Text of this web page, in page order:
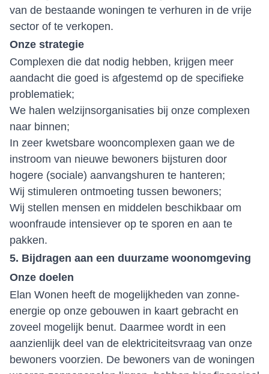
van de bestaande woningen te verhuren in de vrije
sector of te verkopen.
Onze strategie
Complexen die dat nodig hebben, krijgen meer
aandacht die goed is afgestemd op de specifieke
problematiek;
We halen welzijnsorganisaties bij onze complexen
naar binnen;
In zeer kwetsbare wooncomplexen gaan we de
instroom van nieuwe bewoners bijsturen door
hogere (sociale) aanvangshuren te hanteren;
Wij stimuleren ontmoeting tussen bewoners;
Wij stellen mensen en middelen beschikbaar om
woonfraude intensiever op te sporen en aan te
pakken.
5. Bijdragen aan een duurzame woonomgeving
Onze doelen
Elan Wonen heeft de mogelijkheden van zonne-
energie op onze gebouwen in kaart gebracht en
zoveel mogelijk benut. Daarmee wordt in een
aanzienlijk deel van de elektriciteitsvraag van onze
bewoners voorzien. De bewoners van de woningen